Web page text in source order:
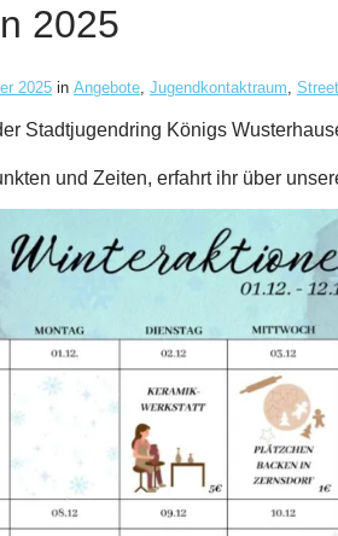
2025
2025 in Angebote, Jugendkontaktraum,
Stadtjugendring Königs
und Zeiten, erfahrt ihr über